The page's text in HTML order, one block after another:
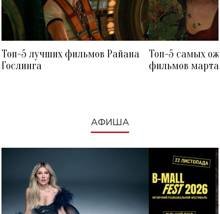
Топ-5 лучших фильмов Райана
Гослинга
Топ-5 самых
фильмов
АФИША